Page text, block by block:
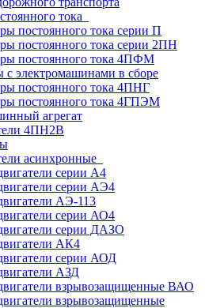
тока
постоянного тока серии П
постоянного тока серии 2ПН
постоянного тока 4ПФМ
с электромашинами в сборе
постоянного тока 4ПНГ
постоянного тока 4ГПЭМ
агрегат
4ПН2В
асинхронные
серии А4
серии АЭ4
АЭ-113
серии АО4
серии ДАЗО
АК4
серии АОД
АЗД
взрывозащищенные ВАО
взрывозащищенные